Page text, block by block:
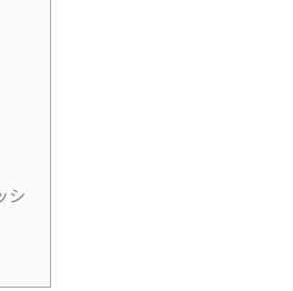
シ